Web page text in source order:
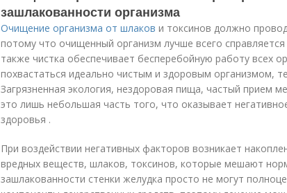
зашлакованности организма
Очищение организма от шлаков и токсинов должно
потому что очищенный организм лучше всего
также чистка обеспечивает бесперебойную работу всех
похвастаться идеально чистым и здоровым организмом,
Загрязненная экология, нездоровая пища, частый прием
это лишь небольшая часть того, что оказывает
здоровья .
При воздействии негативных факторов возникает
вредных веществ, шлаков, токсинов, которые мешают
зашлакованности стенки желудка просто не могут